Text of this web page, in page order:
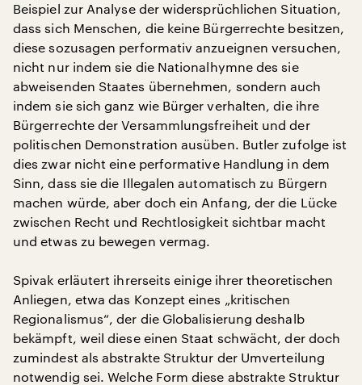
Beispiel zur Analyse der widersprüchlichen Situation,
dass sich Menschen, die keine Bürgerrechte besitzen,
diese sozusagen performativ anzueignen versuchen,
nicht nur indem sie die Nationalhymne des sie
abweisenden Staates übernehmen, sondern auch
indem sie sich ganz wie Bürger verhalten, die ihre
Bürgerrechte der Versammlungsfreiheit und der
politischen Demonstration ausüben. Butler zufolge ist
dies zwar nicht eine performative Handlung in dem
Sinn, dass sie die Illegalen automatisch zu Bürgern
machen würde, aber doch ein Anfang, der die Lücke
zwischen Recht und Rechtlosigkeit sichtbar macht
und etwas zu bewegen vermag.
Spivak erläutert ihrerseits einige ihrer theoretischen
Anliegen, etwa das Konzept eines „kritischen
Regionalismus“, der die Globalisierung deshalb
bekämpft, weil diese einen Staat schwächt, der doch
zumindest als abstrakte Struktur der Umverteilung
notwendig sei. Welche Form diese abstrakte Struktur